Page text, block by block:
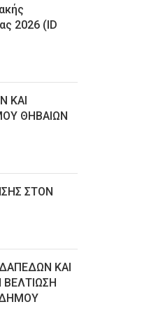
2026 (ID
ΚΑΙ
ΘΗΒΑΙΩΝ
ΣΤΟΝ
ΚΑΙ
ΔΗΜΟΥ